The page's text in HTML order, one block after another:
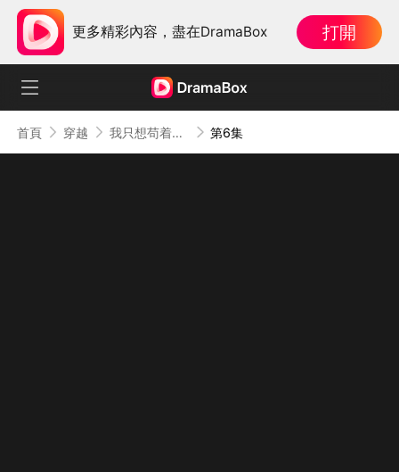
更多精彩內容，盡在DramaBox 打開
首頁 穿越 我只想苟着，系統偏讓我裝 第6集